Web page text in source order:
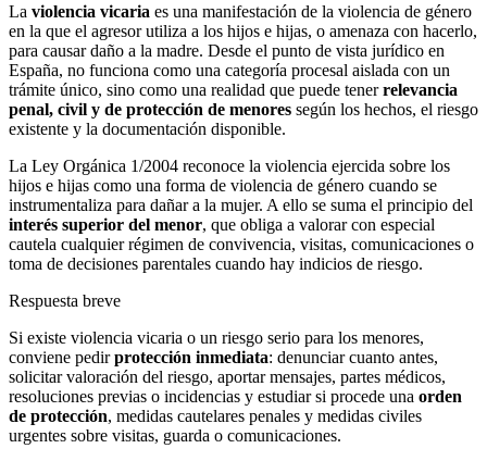
La violencia vicaria es una manifestación de la violencia de género
en la que el agresor utiliza a los hijos e hijas, o amenaza con hacerlo,
para causar daño a la madre. Desde el punto de vista jurídico en
España, no funciona como una categoría procesal aislada con un
trámite único, sino como una realidad que puede tenerrelevancia
penal, civil y de protección de menores según los hechos, el riesgo
existente y la documentación disponible.
La Ley Orgánica 1/2004 reconoce la violencia ejercida sobre los
hijos e hijas como una forma de violencia de género cuando se
instrumentaliza para dañar a la mujer. A ello se suma el principio del
interés superior del menor, que obliga a valorar con especial
cautela cualquier régimen de convivencia, visitas, comunicaciones o
toma de decisiones parentales cuando hay indicios de riesgo.
Respuesta breve
Si existe violencia vicaria o un riesgo serio para los menores,
conviene pedirprotección inmediata: denunciar cuanto antes,
solicitar valoración del riesgo, aportar mensajes, partes médicos,
resoluciones previas o incidencias y estudiar si procede una orden
de protección, medidas cautelares penales y medidas civiles
urgentes sobre visitas, guarda o comunicaciones.